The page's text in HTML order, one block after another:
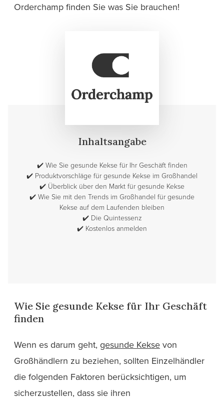
Orderchamp finden Sie was Sie brauchen!
Inhaltsangabe
✔️ Wie Sie gesunde Kekse für Ihr Geschäft finden
✔️ Produktvorschläge für gesunde Kekse im Großhandel
✔️ Überblick über den Markt für gesunde Kekse
✔️ Wie Sie mit den Trends im Großhandel für gesunde
Kekse auf dem Laufenden bleiben
✔️ Die Quintessenz
✔️ Kostenlos anmelden
Wie Sie gesunde Kekse für Ihr Geschäft
finden
Wenn es darum geht, gesunde Kekse von
Großhändlern zu beziehen, sollten Einzelhändler
die folgenden Faktoren berücksichtigen, um
sicherzustellen, dass sie ihren